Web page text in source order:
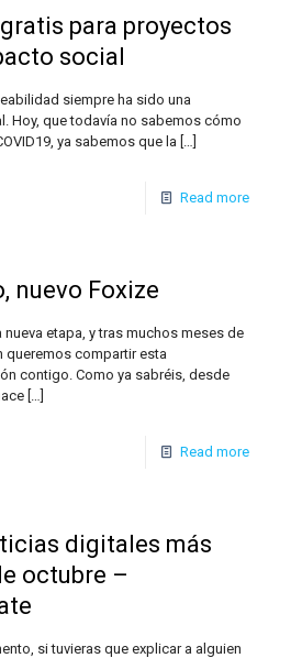
para proyectos
social
siempre ha sido una
Hoy, que todavía no sabemos cómo
ya sabemos que la
Read more
nuevo Foxize
etapa, y tras muchos meses de
queremos compartir esta
contigo. Como ya sabréis, desde
Read more
digitales más
octubre –
si tuvieras que explicar a alguien